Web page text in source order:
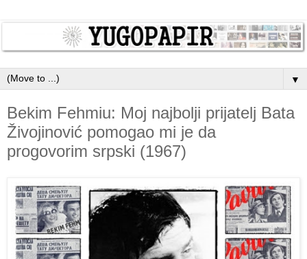
▼
Bekim Fehmiu: Moj najbolji prijatelj Bata
Živojinović pomogao mi je da
progovorim srpski (1967)